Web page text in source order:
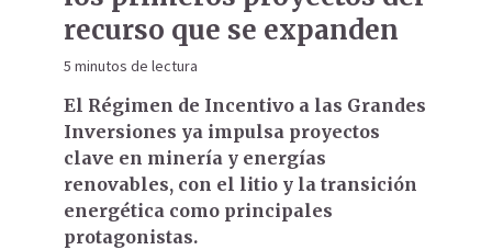
recurso que se expanden
5 minutos de lectura
El Régimen de Incentivo a las Grandes
Inversiones ya impulsa proyectos
clave en minería y energías
renovables, con el litio y la transición
energética como principales
protagonistas.